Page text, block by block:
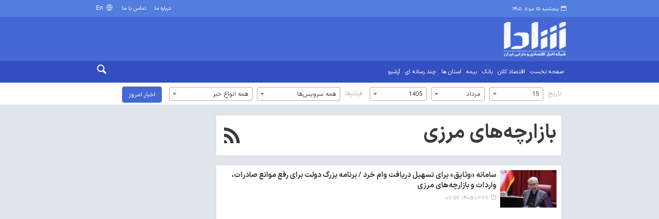
پنجشنبه ۱۵ مرداد ۱۴۰۵ درباره ما تماس با ما
صفحه نخست اقتصاد کلان بانک بیمه استان ها چند رسانه ای آرشیو
تاریخ 15 مرداد 1405 فیلترها همه سرویس‌ها همه انواع خبر اخبار امروز
بازارچه‌های مرزی
سامانه «وثایق» برای تسهیل دریافت وام خرد / برنامه بزرگ دولت برای رفع موانع صادرات،
واردات و بازارچه‌های مرزی
۱۴۰۵-۰۲-۲۸ ۰۷:۵۷